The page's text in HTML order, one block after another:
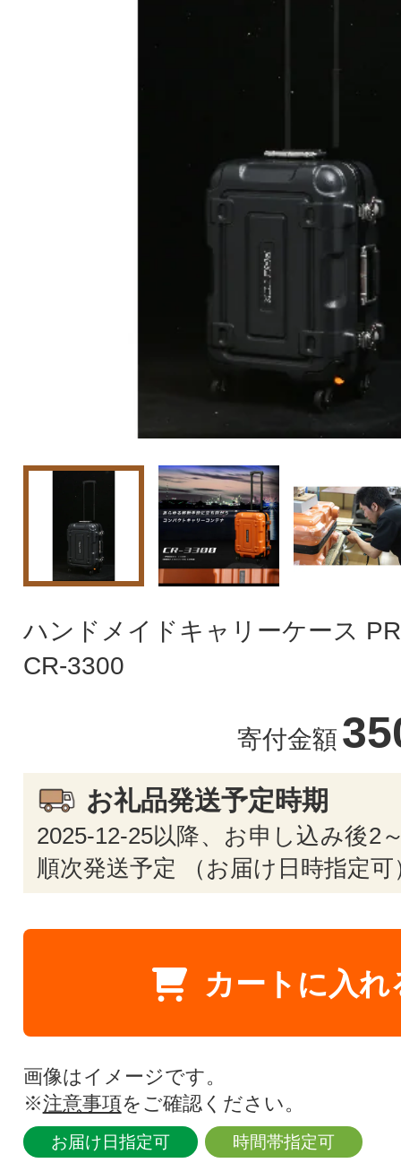
ハンドメイドキャリーケース
CR-3300
寄付金額
お礼品発送予定時期
2025-12-25以降、お申し込み後2
順次発送予定 （お届け日時指定可
カートに入れ
画像はイメージです。
※注意事項をご確認ください。
お届け日指定可 時間帯指定可